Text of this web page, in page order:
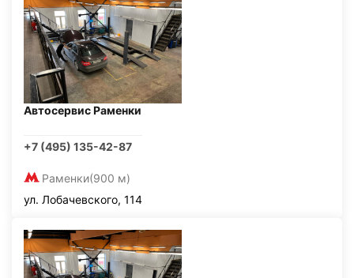
Автосервис Раменки
+7 (495) 135-42-87
Раменки(900 м)
ул. Лобачевского, 114